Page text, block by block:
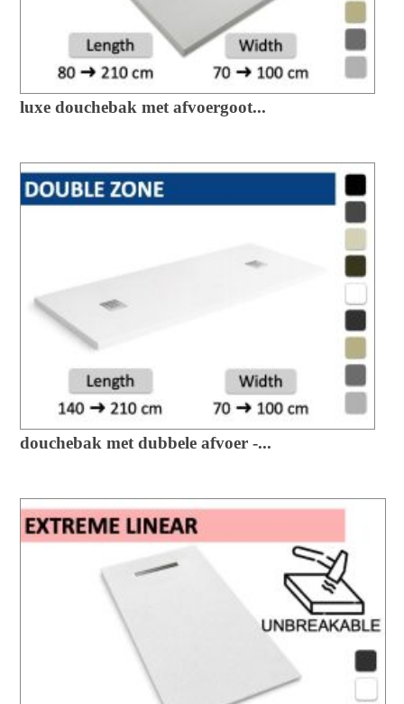
luxe douchebak met afvoergoot...
douchebak met dubbele afvoer -...